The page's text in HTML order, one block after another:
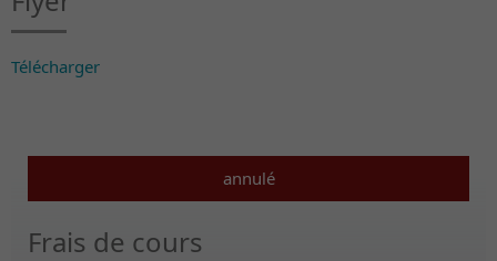
Télécharger
annulé
Frais de cours